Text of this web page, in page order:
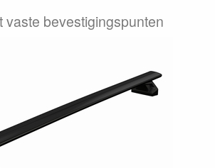
vaste bevestigingspunten